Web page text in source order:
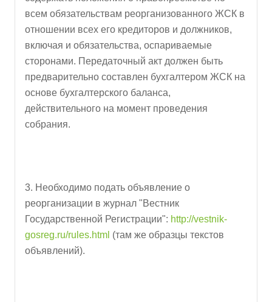
всем обязательствам реорганизованного ЖСК в
отношении всех его кредиторов и должников,
включая и обязательства, оспариваемые
сторонами. Передаточный акт должен быть
предварительно составлен бухгалтером ЖСК на
основе бухгалтерского баланса,
действительного на момент проведения
собрания.
3. Необходимо подать объявление о
реорганизации в журнал "Вестник
Государственной Регистрации": http://vestnik-
gosreg.ru/rules.html (там же образцы текстов
объявлений).